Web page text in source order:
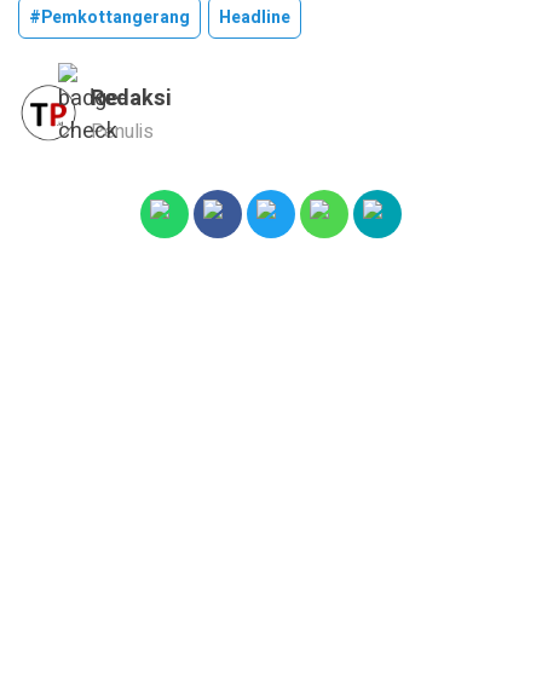
#pemkottangerang
Headline
Redaksi
Penulis